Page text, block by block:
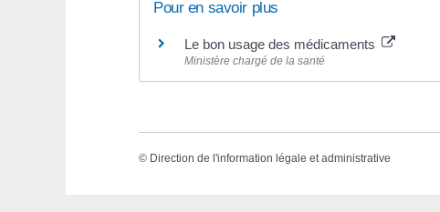
Pour en savoir plus
Le bon usage des médicaments
Ministère chargé de la santé
© Direction de l'information légale et administrative